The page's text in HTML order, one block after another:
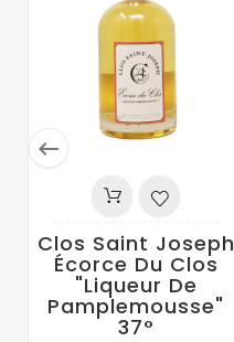

Clos Saint Joseph
Écorce Du Clos
"Liqueur De
Pamplemousse"
37°